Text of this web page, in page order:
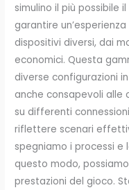
simulino il più possibile
garantire
dispositivi diversi, dai
economici. Questa
diverse configurazioni
anche consapevoli alle
su differenti
riflettere scenari
spegniamo i processi e
questo modo,
prestazioni del gioco.